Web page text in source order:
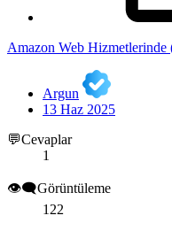
Amazon Web Hizmetlerinde
Argun
13 Haz 2025
💬Cevaplar
1
👁️‍🗨️Görüntüleme
122